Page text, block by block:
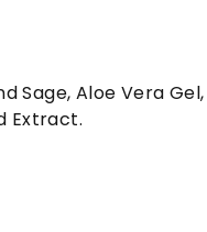
Sage, Aloe Vera Gel,
Extract.